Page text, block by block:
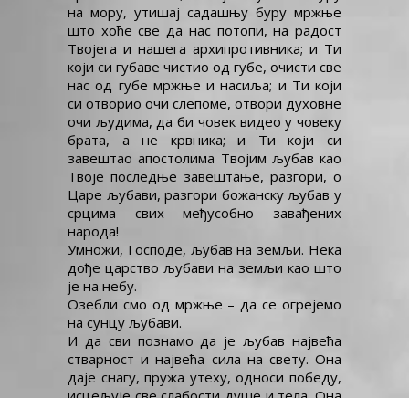
на мору, утишај садашњу буру мржње
што хоће све да нас потопи, на радост
Твојега и нашега архипротивника; и Ти
који си губаве чистио од губе, очисти све
нас од губе мржње и насиља; и Ти који
си отворио очи слепоме, отвори духовне
очи људима, да би човек видео у човеку
брата, а не крвника; и Ти који си
завештао апостолима Твојим љубав као
Твоје последње завештање, разгори, о
Царе љубави, разгори божанску љубав у
срцима свих међусобно завађених
народа!
Умножи, Господе, љубав на земљи. Нека
дође царство љубави на земљи као што
је на небу.
Озебли смо од мржње – да се огрејемо
на сунцу љубави.
И да сви познамо да је љубав највећа
стварност и највећа сила на свету. Она
даје снагу, пружа утеху, односи победу,